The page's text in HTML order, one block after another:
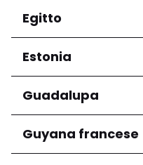
Qarku i
Regioni
Salzburg
Wien
Egitto
Regioni
Estonia
Regioni
Harju
Tartu
Guadalupa
Regioni
Grande-
Guyana francese